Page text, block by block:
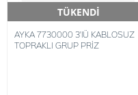
TÜKENDİ
Hızlı Teslimat
AYKA 7730000 3'lÜ KABLOSUZ
TOPRAKLI GRUP PRİZ